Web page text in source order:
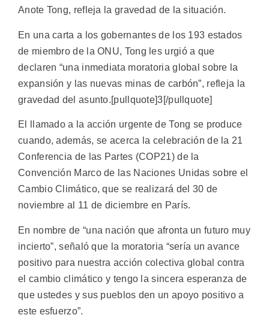
Anote Tong, refleja la gravedad de la situación.
En una carta a los gobernantes de los 193 estados
de miembro de la ONU, Tong les urgió a que
declaren “una inmediata moratoria global sobre la
expansión y las nuevas minas de carbón”, refleja la
gravedad del asunto.[pullquote]3[/pullquote]
El llamado a la acción urgente de Tong se produce
cuando, además, se acerca la celebración de la 21
Conferencia de las Partes (COP21) de la
Convención Marco de las Naciones Unidas sobre el
Cambio Climático, que se realizará del 30 de
noviembre al 11 de diciembre en París.
En nombre de “una nación que afronta un futuro muy
incierto”, señaló que la moratoria “sería un avance
positivo para nuestra acción colectiva global contra
el cambio climático y tengo la sincera esperanza de
que ustedes y sus pueblos den un apoyo positivo a
este esfuerzo”.